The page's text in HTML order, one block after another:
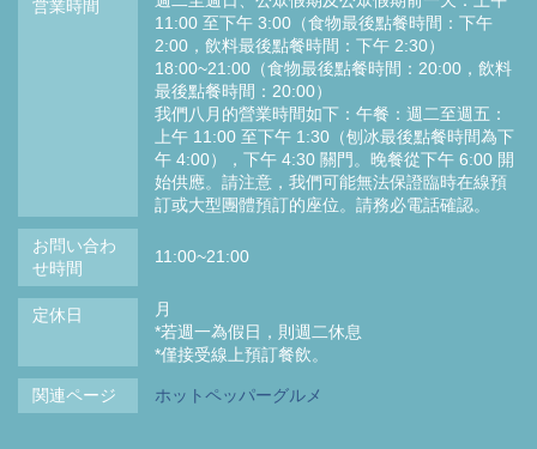
営業時間
11:00 至下午 3:00（食物最後點餐時間：下午
2:00，飲料最後點餐時間：下午 2:30）
18:00~21:00（食物最後點餐時間：20:00，飲料
最後點餐時間：20:00）
我們八月的營業時間如下：午餐：週二至週五：
上午 11:00 至下午 1:30（刨冰最後點餐時間為下
午 4:00），下午 4:30 關門。晚餐從下午 6:00 開
始供應。請注意，我們可能無法保證臨時在線預
訂或大型團體預訂的座位。請務必電話確認。
お問い合わ
せ時間
11:00~21:00
定休日
月
*若週一為假日，則週二休息
*僅接受線上預訂餐飲。
関連ページ ホットペッパーグルメ